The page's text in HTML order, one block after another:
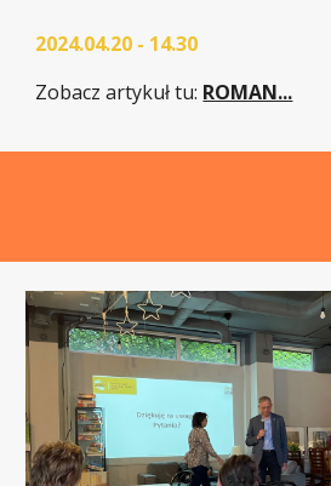
2024.04.20 - 14.30
Zobacz artykuł tu: ROMAN...